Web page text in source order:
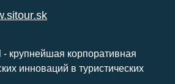
- крупнейшая корпоративная
инноваций в туристических